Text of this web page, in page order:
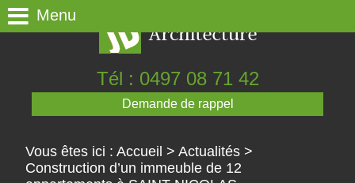
Menu
Tél : 0497 08 71 42
Demande de rappel
Vous êtes ici : Accueil > Actualités>
Construction d’un immeuble de 12
Panneau de gestion des cookies